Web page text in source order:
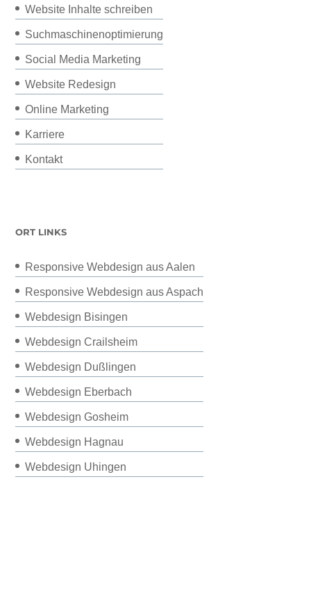
Website Inhalte schreiben
Suchmaschinenoptimierung
Social Media Marketing
Website Redesign
Online Marketing
Karriere
Kontakt
ORT LINKS
Responsive Webdesign aus Aalen
Responsive Webdesign aus Aspach
Webdesign Bisingen
Webdesign Crailsheim
Webdesign Dußlingen
Webdesign Eberbach
Webdesign Gosheim
Webdesign Hagnau
Webdesign Uhingen